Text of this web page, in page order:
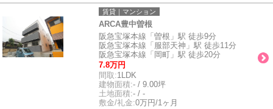
賃貸｜マンション
ARCA豊中曽根
阪急宝塚本線「曽根」駅 徒歩9分
阪急宝塚本線「服部天神」駅 徒歩11分
阪急宝塚本線「岡町」駅 徒歩20分
7.8万円
間取:1LDK
建物面積:- / 9.00坪
土地面積:- / -
敷金/礼金:0万円/1ヶ月